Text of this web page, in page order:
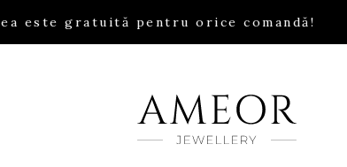
este gratuită pentru orice comandă!